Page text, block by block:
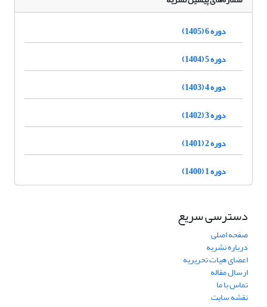
دوره 6 (1405)
دوره 5 (1404)
دوره 4 (1403)
دوره 3 (1402)
دوره 2 (1401)
دوره 1 (1400)
دسترسی سریع
صفحه اصلی
درباره نشریه
اعضای هیات تحریریه
ارسال مقاله
تماس با ما
نقشه سایت